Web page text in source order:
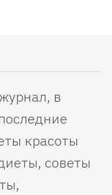
в
красоты
советы